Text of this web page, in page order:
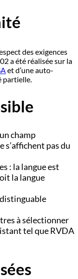
des exigences
a été réalisée sur la
et d’une auto-
partielle.
champ
s’affichent pas du
: la langue est
la langue
à sélectionner
tel que RVDA